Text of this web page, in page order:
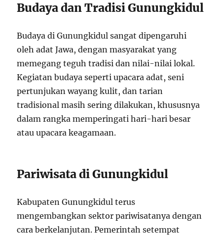
Budaya dan Tradisi Gunungkidul
Budaya di Gunungkidul sangat dipengaruhi
oleh adat Jawa, dengan masyarakat yang
memegang teguh tradisi dan nilai-nilai lokal.
Kegiatan budaya seperti upacara adat, seni
pertunjukan wayang kulit, dan tarian
tradisional masih sering dilakukan, khususnya
dalam rangka memperingati hari-hari besar
atau upacara keagamaan.
Pariwisata di Gunungkidul
Kabupaten Gunungkidul terus
mengembangkan sektor pariwisatanya dengan
cara berkelanjutan. Pemerintah setempat